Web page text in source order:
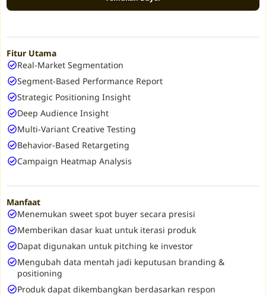
Fitur Utama
Real-Market Segmentation
Segment-Based Performance Report
Strategic Positioning Insight
Deep Audience Insight
Multi-Variant Creative Testing
Behavior-Based Retargeting
Campaign Heatmap Analysis
Manfaat
Menemukan sweet spot buyer secara presisi
Memberikan dasar kuat untuk iterasi produk
Dapat digunakan untuk pitching ke investor
Mengubah data mentah jadi keputusan branding &
positioning
Produk dapat dikembangkan berdasarkan respon